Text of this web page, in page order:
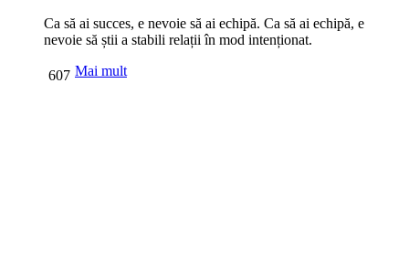
Ca să ai succes, e nevoie să ai echipă. Ca să ai echipă, e
nevoie să știi a stabili relații în mod intenționat.
Mai mult
607